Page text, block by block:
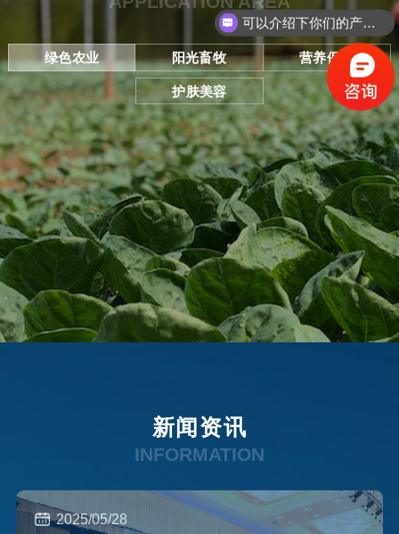
绿色农业 阳光畜牧 营养保健
护肤美容
新闻资讯
INFORMATION
2025/05/28
5-ALA的存储环境是怎样的？